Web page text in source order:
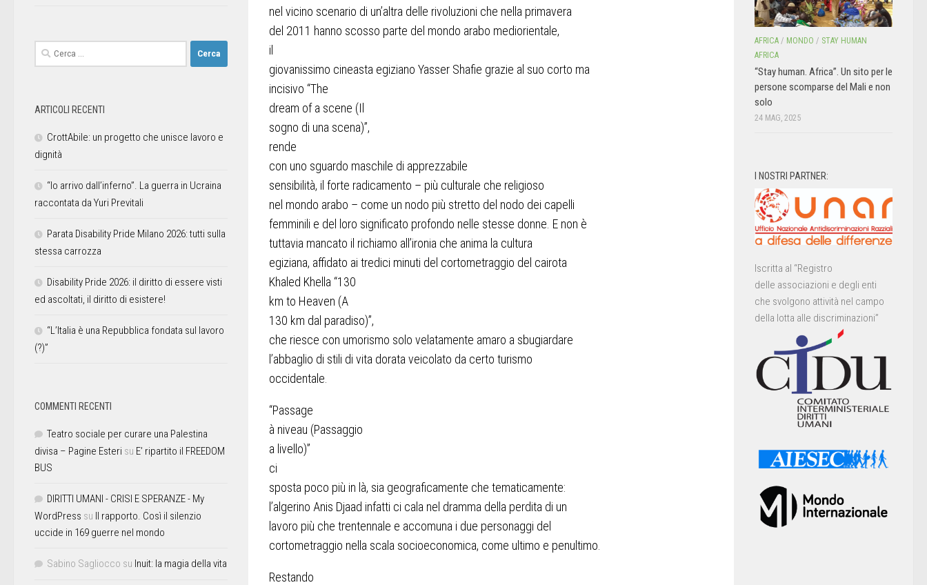
nel vicino scenario di un’altra delle rivoluzioni che nella primavera
del 2011 hanno scosso parte del mondo arabo mediorientale,
il
giovanissimo cineasta egiziano Yasser Shafie grazie al suo corto ma
incisivo “The
dream of a scene (Il
sogno di una scena)”,
rende
con uno sguardo maschile di apprezzabile
sensibilità, il forte radicamento – più culturale che religioso
nel mondo arabo – come un nodo più stretto del nodo dei capelli
femminili e del loro significato profondo nelle stesse donne. E non è
tuttavia mancato il richiamo all’ironia che anima la cultura
egiziana, affidato ai tredici minuti del cortometraggio del cairota
Khaled Khella “130
km to Heaven (A
130 km dal paradiso)”,
che riesce con umorismo solo velatamente amaro a sbugiardare
l’abbaglio di stili di vita dorata veicolato da certo turismo
occidentale.
“Passage
à niveau (Passaggio
a livello)”
ci
sposta poco più in là, sia geograficamente che tematicamente:
l’algerino Anis Djaad infatti ci cala nel dramma della perdita di un
lavoro più che trentennale e accomuna i due personaggi del
cortometraggio nella scala socioeconomica, come ultimo e penultimo.
Restando
ARTICOLI RECENTI
CrottAbile: un progetto che unisce lavoro e
dignità
“Io arrivo dall’inferno”. La guerra in Ucraina
raccontata da Yuri Previtali
Parata Disability Pride Milano 2026: tutti sulla
stessa carrozza
Disability Pride 2026: il diritto di essere visti
ed ascoltati, il diritto di esistere!
“L’Italia è una Repubblica fondata sul lavoro
(?)”
COMMENTI RECENTI
Teatro sociale per curare una Palestina
divisa – Pagine Esteri su E’ ripartito il FREEDOM
BUS
DIRITTI UMANI - CRISI E SPERANZE - My
WordPress su Il rapporto. Così il silenzio
uccide in 169 guerre nel mondo
Sabino Sagliocco su Inuit: la magia della vita
AFRICA / MONDO / STAY HUMAN
AFRICA
“Stay human. Africa”. Un sito per le
persone scomparse del Mali e non
solo
24 MAG, 2025
I NOSTRI PARTNER:
Iscritta al “Registro
delle associazioni e degli enti
che svolgono attività nel campo
della lotta alle discriminazioni”